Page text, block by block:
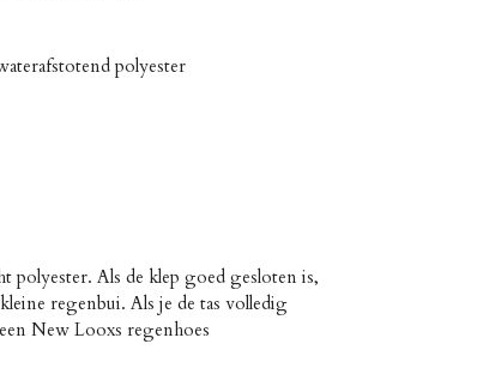
polyester
polyester. Als de klep goed gesloten is,
regenbui. Als je de tas volledig
New Looxs regenhoes